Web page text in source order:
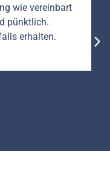
wie vereinbart
pünktlich.
erhalten.